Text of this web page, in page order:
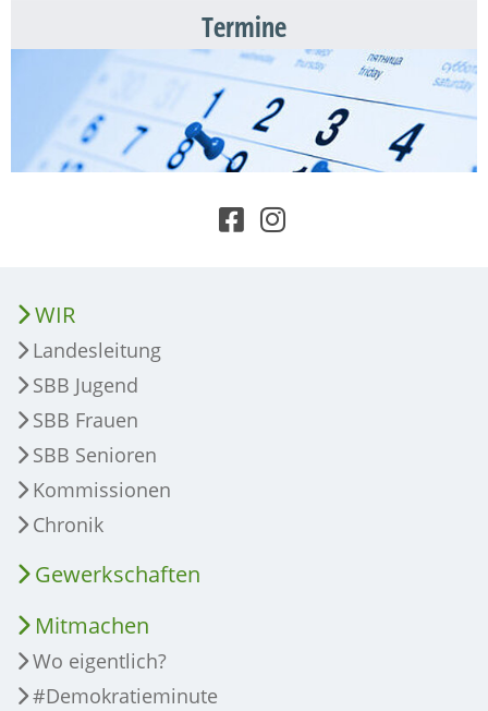
Termine
WIR
Landesleitung
SBB Jugend
SBB Frauen
SBB Senioren
Kommissionen
Chronik
Gewerkschaften
Mitmachen
Wo eigentlich?
#Demokratieminute